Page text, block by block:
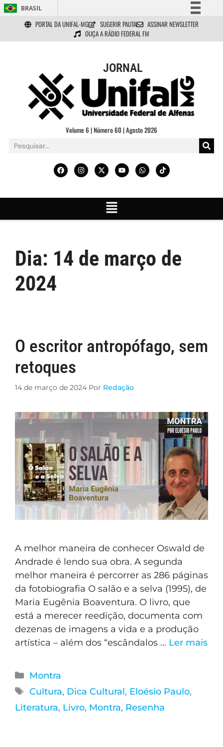
BRASIL
Simplifique!
Comunica BR
Acesso à informação
Legislação
Canais
PORTAL DA UNIFAL-MG SUGERIR PAUTA
ASSINAR NEWSLETTER
OUÇA A RÁDIO FEDERAL FM
JORNAL
Volume 6 | Número 60 | Agosto 2026
Dia: 14 de março de
2024
O escritor antropófago, sem
retoques
14 de março de 2024 Por Redação
A melhor maneira de conhecer Oswald de
Andrade é lendo sua obra. A segunda
melhor maneira é percorrer as 286 páginas
da fotobiografia O salão e a selva (1995), de
Maria Eugênia Boaventura. O livro, que
está a merecer reedição, documenta com
dezenas de imagens a vida e a produção
artística – além dos “escândalos … Ler mais
Montra
Cultura, Dica Cultural, Eloésio Paulo,
Literatura, Livro, Montra, Resenha